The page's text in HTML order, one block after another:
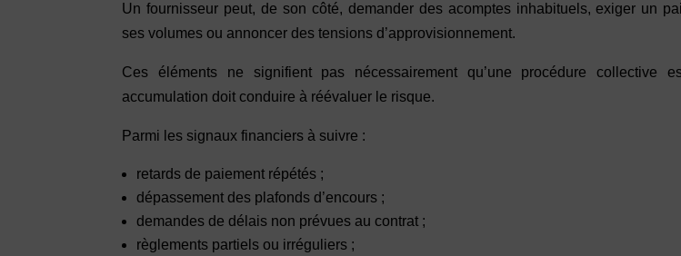
Un fournisseur peut, de son côté, demander des acomptes inhabituels, exiger un
ses volumes ou annoncer des tensions d’approvisionnement.
Ces éléments ne signifient pas nécessairement qu’une procédure collective
accumulation doit conduire à réévaluer le risque.
Parmi les signaux financiers à suivre :
retards de paiement répétés ;
dépassement des plafonds d’encours ;
demandes de délais non prévues au contrat ;
règlements partiels ou irréguliers ;